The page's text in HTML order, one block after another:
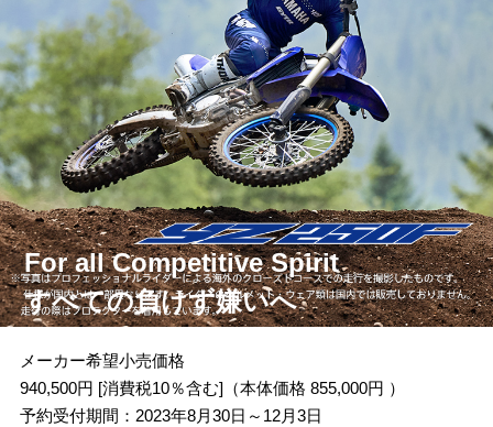
フォトライブラリー
価格・仕様
For all Competitive Spirit
すべての負けず嫌いへ
メーカー希望小売価格
940,500円 [消費税10％含む]（本体価格 855,000円 ）
予約受付期間：2023年8月30日～12月3日